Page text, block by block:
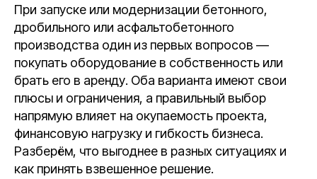
При запуске или модернизации бетонного,
дробильного или асфальтобетонного
производства один из первых вопросов —
покупать оборудование в собственность или
брать его в аренду. Оба варианта имеют свои
плюсы и ограничения, а правильный выбор
напрямую влияет на окупаемость проекта,
финансовую нагрузку и гибкость бизнеса.
Разберём, что выгоднее в разных ситуациях и
как принять взвешенное решение.